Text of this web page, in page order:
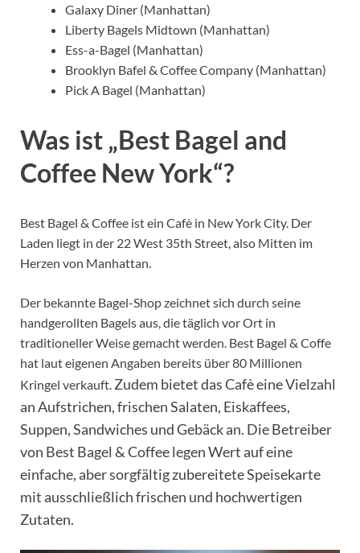
Galaxy Diner (Manhattan)
Liberty Bagels Midtown (Manhattan)
Ess-a-Bagel (Manhattan)
Brooklyn Bafel & Coffee Company (Manhattan)
Pick A Bagel (Manhattan)
Was ist „Best Bagel and
Coffee New York“?
Best Bagel & Coffee ist ein Cafè in New York City. Der
Laden liegt in der 22 West 35th Street, also Mitten im
Herzen von Manhattan.
Der bekannte Bagel-Shop zeichnet sich durch seine
handgerollten Bagels aus, die täglich vor Ort in
traditioneller Weise gemacht werden. Best Bagel & Coffe
hat laut eigenen Angaben bereits über 80 Millionen
Kringel verkauft. Zudem bietet das Cafè eine Vielzahl
an Aufstrichen, frischen Salaten, Eiskaffees,
Suppen, Sandwiches und Gebäck an. Die Betreiber
von Best Bagel & Coffee legen Wert auf eine
einfache, aber sorgfältig zubereitete Speisekarte
mit ausschließlich frischen und hochwertigen
Zutaten.